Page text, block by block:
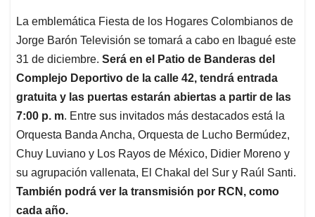
La emblemática Fiesta de los Hogares Colombianos de
Jorge Barón Televisión se tomará a cabo en Ibagué este
31 de diciembre. Será en el Patio de Banderas del
Complejo Deportivo de la calle 42, tendrá entrada
gratuita y las puertas estarán abiertas a partir de las
7:00 p. m. Entre sus invitados más destacados está la
Orquesta Banda Ancha, Orquesta de Lucho Bermúdez,
Chuy Luviano y Los Rayos de México, Didier Moreno y
su agrupación vallenata, El Chakal del Sur y Raúl Santi.
También podrá ver la transmisión por RCN, como
cada año.